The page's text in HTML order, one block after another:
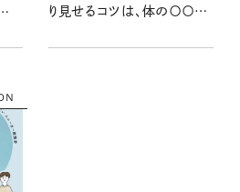
り見せるコツは、体の〇〇を